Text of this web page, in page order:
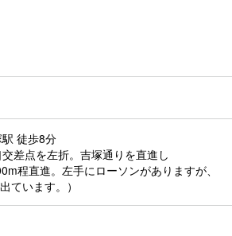
徒歩8分
差点を左折。吉塚通りを直進し
程直進。左手にローソンがありますが、
ています。）